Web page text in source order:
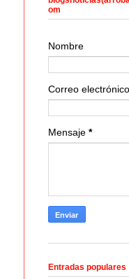
om
Nombre
Correo electrónico
Mensaje *
Entradas populares